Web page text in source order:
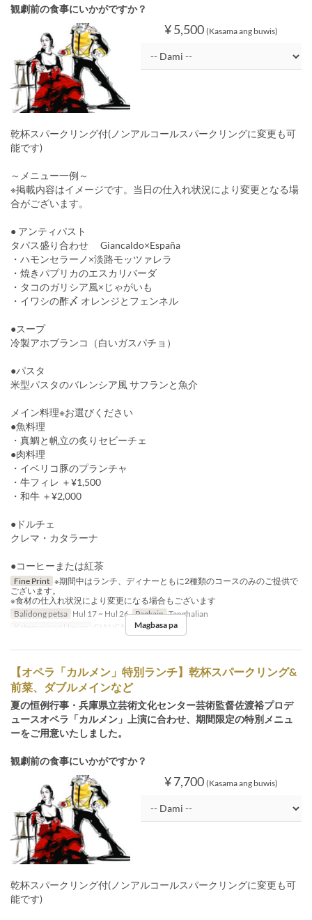
観劇前の食事にいかがですか？
¥ 5,500 (Kasama ang buwis)
乾杯スパークリング付(ノンアルコールスパークリングに変更も可
能です)
～メニュー一例～
※掲載内容はイメージです。当日の仕入れ状況により変更となる場
合がございます。
● アンティパスト
タパス盛り合わせ Giancaldo×España
・ハモンセラーノ×淡路モッツァレラ
・焼きパプリカのエスカリバーダ
・タコのガリシア風×じゃがいも
・イワシの酢〆 オレンジとフェンネル
●スープ
冷製アホブランコ（白いガスパチョ）
●パスタ
米型パスタのバレンシア風 サフランと魚介
メイン料理※お選びください
●魚料理
・真鯛と帆立の炙りセビーチェ
●肉料理
・イベリコ豚のプランチャ
・牛フィレ ＋¥1,500
・和牛 ＋¥2,000
●ドルチェ
クレマ・カタラーナ
●コーヒーまたは紅茶
Fine Print ※期間中はランチ、ディナーともに2種類のコースのみのご提供で
ございます。
※食材の仕入れ状況により変更になる場合もございます
Balidong petsa Hul 17 ~ Hul 26 Pagkain Tanghalian
Kategorya ng Upuan
GIANCALDO3Theat
Magbasa pa
【オペラ「カルメン」特別ランチ】乾杯スパークリング&
前菜、ダブルメインなど
夏の恒例行事・兵庫県立芸術文化センター芸術監督佐渡裕プロデ
ュースオペラ「カルメン」上演に合わせ、期間限定の特別メニュ
ーをご用意いたしました。
観劇前の食事にいかがですか？
¥ 7,700 (Kasama ang buwis)
乾杯スパークリング付(ノンアルコールスパークリングに変更も可
能です)